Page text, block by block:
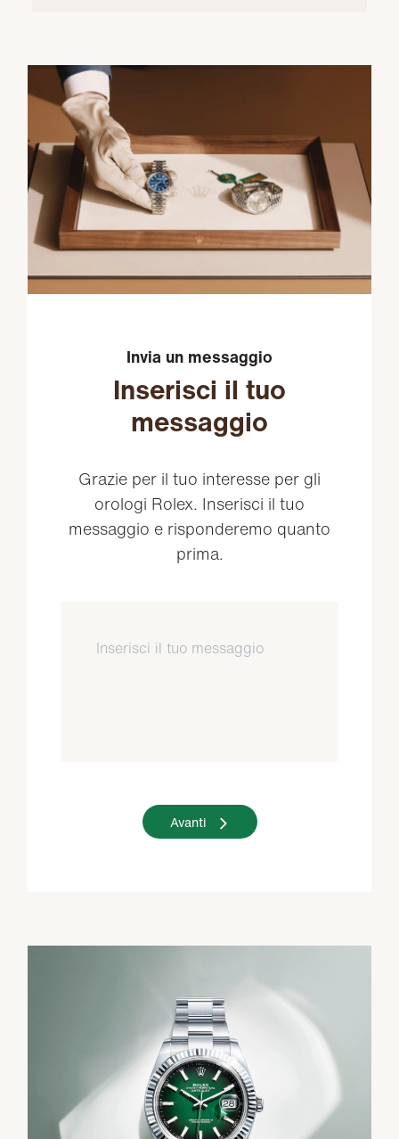
Invia un messaggio
Inserisci il tuo
messaggio
Grazie per il tuo interesse per gli
orologi Rolex. Inserisci il tuo
messaggio e risponderemo quanto
prima.
Avanti